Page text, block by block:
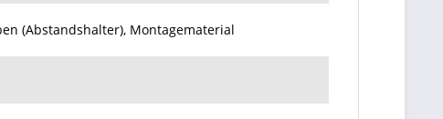
(Abstandshalter), Montagematerial